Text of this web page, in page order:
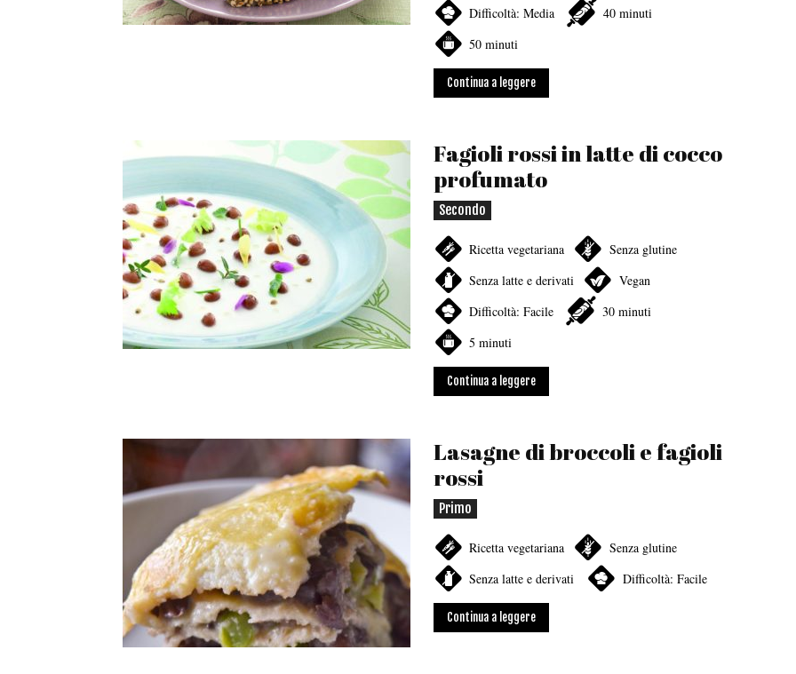
Difficoltà: Media
40 minuti
50 minuti
Continua a leggere
Fagioli rossi in latte di cocco
profumato
Secondo
Ricetta vegetariana
Senza glutine
Senza latte e derivati
Vegan
Difficoltà: Facile
30 minuti
5 minuti
Continua a leggere
Lasagne di broccoli e fagioli
rossi
Primo
Ricetta vegetariana
Senza glutine
Senza latte e derivati
Difficoltà: Facile
Continua a leggere